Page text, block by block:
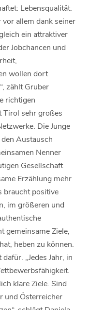
Lebensqualität.
allem dank seiner
ein attraktiver
Jobchancen und
wollen dort
zählt Gruber
richtigen
Tirol sehr großes
Die Junge
Austausch
Nenner
Gesellschaft
Erzählung mehr
braucht positive
im größeren und
gemeinsame Ziele,
heben zu können.
„Jedes Jahr, in
klare Ziele. Sind
und Österreicher